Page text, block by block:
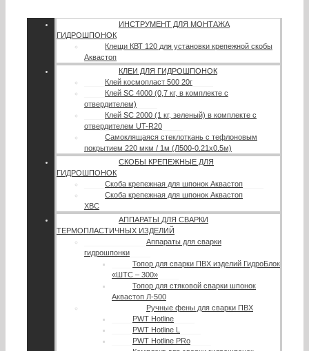
ИНСТРУМЕНТ ДЛЯ МОНТАЖА
ГИДРОШПОНОК
Клещи КВТ 120 для установки крепежной скобы
Аквастоп
КЛЕИ ДЛЯ ГИДРОШПОНОК
Клей космопласт 500 20г
Клей SC 4000 (0,7 кг, в комплекте с
отвердителем)
Клей SC 2000 (1 кг, зеленый) в комплекте с
отвердителем UT-R20
Самоклящаяся стеклоткань с тефлоновым
покрытием 220 мкм / 1м (Л500-0.21х0.5м)
СКОБЫ КРЕПЕЖНЫЕ ДЛЯ
ГИДРОШПОНОК
Скоба крепежная для шпонок Аквастоп
Скоба крепежная для шпонок Аквастоп
ХВС
АППАРАТЫ ДЛЯ СВАРКИ
ТЕРМОПЛАСТИЧНЫХ ИЗДЕЛИЙ
Аппараты для сварки
гидрошпонки
Топор для сварки ПВХ изделий ГидроБлок
«ШТС – 300»
Топор для стяковой сварки шпонок
Аквастоп Л-500
Ручные фены для сварки ПВХ
PWT Hotline
PWT Hotline L
PWT Hotline PRo